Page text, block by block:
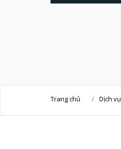
thông - Kết cấu
Trang chủ / Dịch vụ